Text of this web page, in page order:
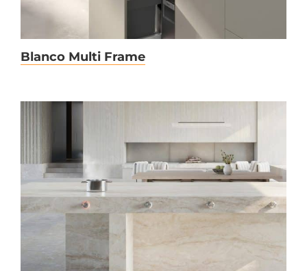
Blanco Multi Frame
Vollintegrierte Induktion